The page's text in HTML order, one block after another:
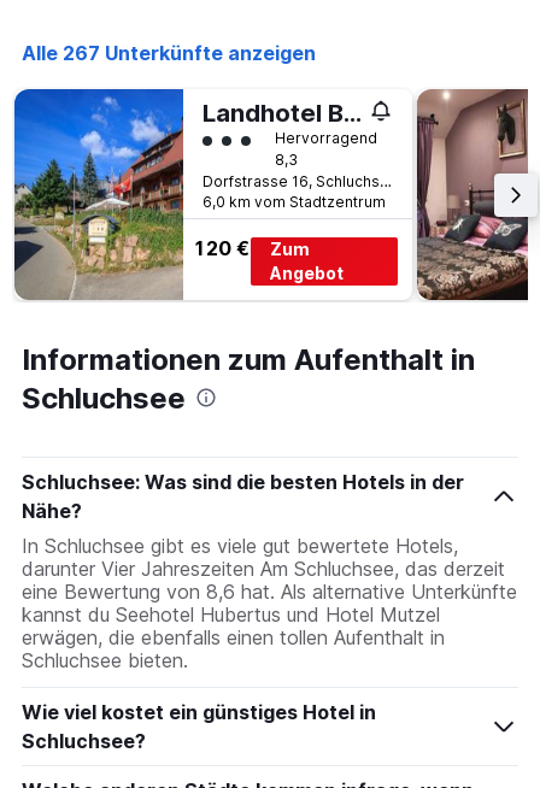
Alle 267 Unterkünfte anzeigen
Landhotel Bartlehof
Bewertungskategorie 3
Hervorragend
8,3
Dorfstrasse 16, Schluchsee, Baden-Württemberg, Deutschland
6,0 km vom Stadtzentrum
120 €
Zum
Angebot
Informationen zum Aufenthalt in
Schluchsee
Schluchsee: Was sind die besten Hotels in der
Nähe?
In Schluchsee gibt es viele gut bewertete Hotels,
darunter Vier Jahreszeiten Am Schluchsee, das derzeit
eine Bewertung von 8,6 hat. Als alternative Unterkünfte
kannst du Seehotel Hubertus und Hotel Mutzel
erwägen, die ebenfalls einen tollen Aufenthalt in
Schluchsee bieten.
Wie viel kostet ein günstiges Hotel in
Schluchsee?